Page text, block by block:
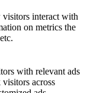
visitors interact with
on metrics the
with relevant ads
across